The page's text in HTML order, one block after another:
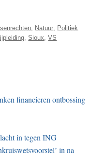
, Natuur, Politiek
,Sioux,VS
financieren ontbossing
in tegen ING
in na